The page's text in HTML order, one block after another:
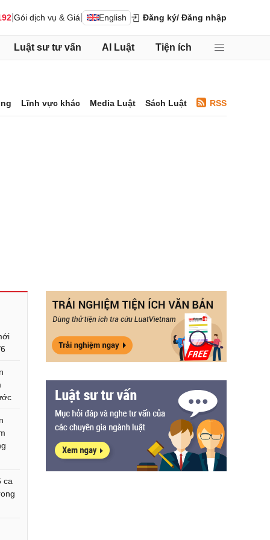
Gói dịch vụ & Giá English Đăng ký/ Đăng nhập
Luật sư tư vấn AI Luật Tiện ích
Lĩnh vực khác Media Luật Sách Luật RSS
ca